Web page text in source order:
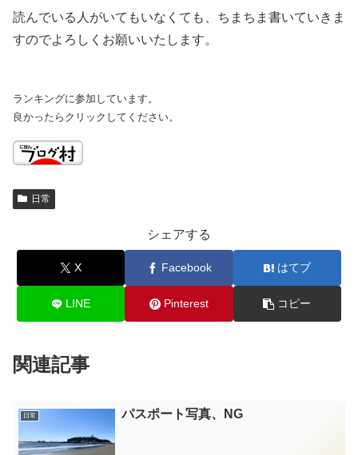
読んでいる人がいてもいなくても、ちまちま書いていきま
すのでよろしくお願いいたします。
ランキングに参加しています。
良かったらクリックしてください。
日常
シェアする
X Facebook はてブ
LINE Pinterest コピー
関連記事
日常 パスポート写真、NG